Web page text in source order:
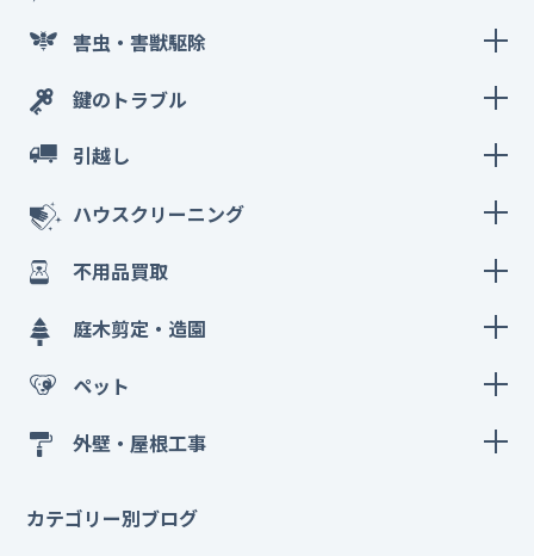
害虫・害獣駆除
鍵のトラブル
引越し
ハウスクリーニング
不用品買取
庭木剪定・造園
ペット
外壁・屋根工事
カテゴリー別ブログ